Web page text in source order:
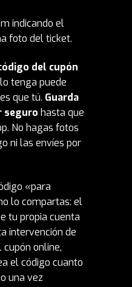
indicando el
foto del ticket.
del cupón
tenga puede
que tú. Guarda
seguro hasta que
No hagas fotos
ni las envíes por
«para
lo compartas: el
tu propia cuenta
intervención de
cupón online,
el código cuanto
una vez